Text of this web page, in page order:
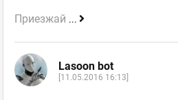
Приезжай ...
Lasoon bot
[11.05.2016 16:13]